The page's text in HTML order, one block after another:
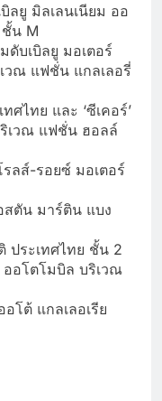
บิลยู มิลเลนเนียม ออ
น M
ดับเบิลยู มอเตอร์
วณ แฟชั่น แกลเลอรี่
ทศไทย และ ‘ซีเคอร์’
เวณ แฟชั่น ฮอลล์
ลส์-รอยซ์ มอเตอร์
สตัน มาร์ติน แบง
ประเทศไทย ชั้น 2
อโตโมบิล บริเวณ
อโต้ แกลเลอเรีย